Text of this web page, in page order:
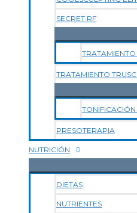
SECRET RF
TRATAMIENTO
PRESOTERAPIA
NUTRICIÓN
DIETAS
NUTRIENTES